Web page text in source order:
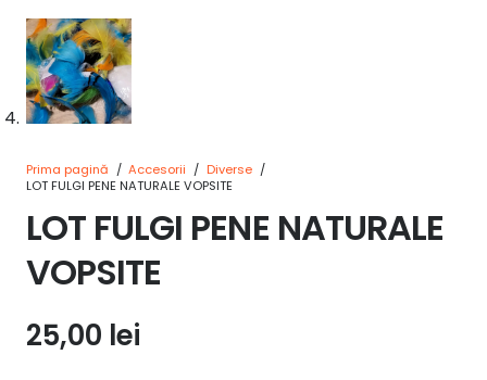
Prima pagină / Accesorii / Diverse /
LOT FULGI PENE NATURALE VOPSITE
LOT FULGI PENE NATURALE
VOPSITE
25,00 lei